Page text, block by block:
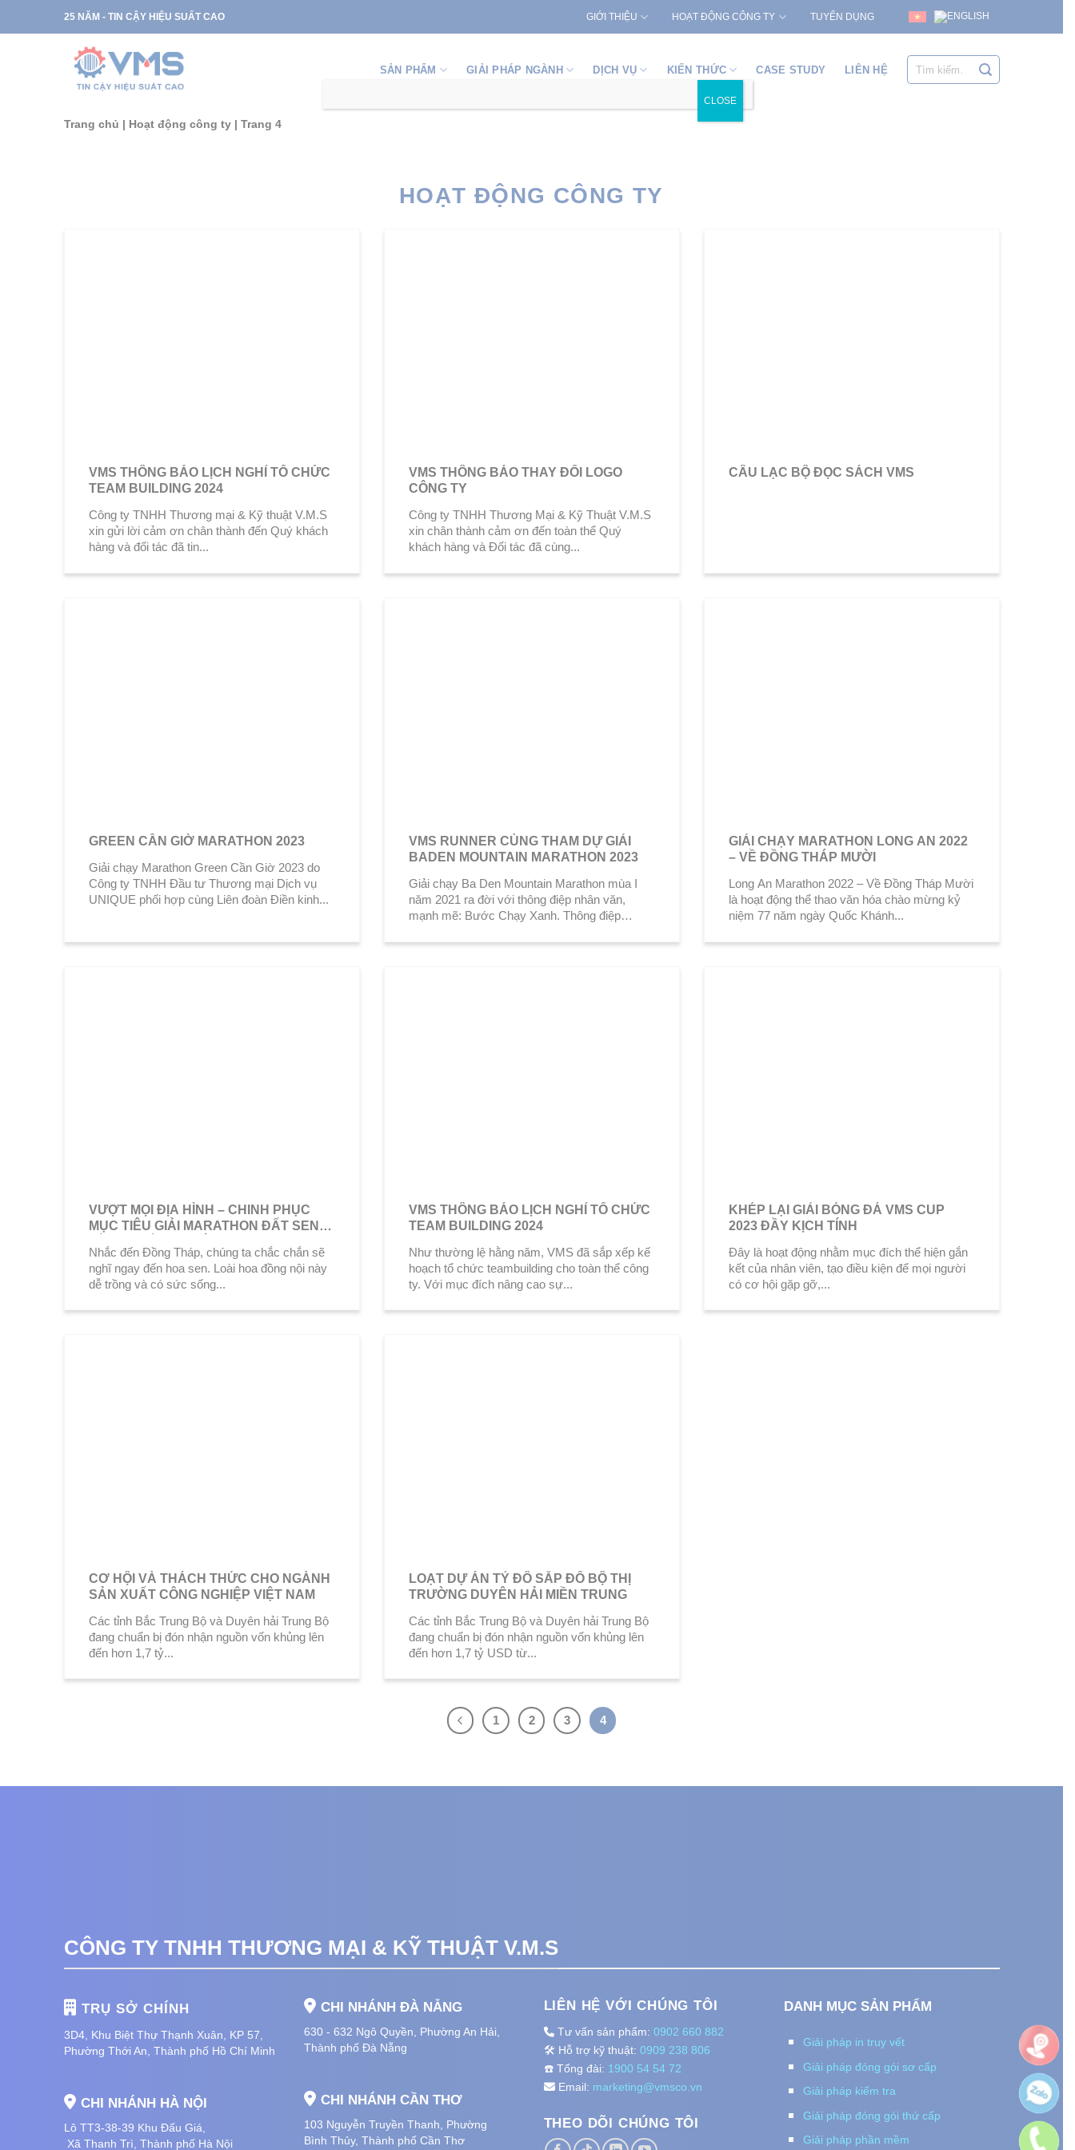
25 NĂM - TIN CẬY HIỆU SUẤT CAO GIỚI THIỆU HOẠT ĐỘNG CÔNG TY TUYỂN DỤNG
SẢN PHẨM GIẢI PHÁP NGÀNH DỊCH VỤ KIẾN THỨC CASE STUDY LIÊN HỆ
Tìm
kiếm:
Trang chủ | Hoạt động công ty| Trang 4
HOẠT ĐỘNG CÔNG TY
VMS THÔNG BÁO LỊCH NGHỈ TỔ CHỨC
TEAM BUILDING 2024
Công ty TNHH Thương mại & Kỹ thuật V.M.S
xin gửi lời cảm ơn chân thành đến Quý khách
hàng và đối tác đã tin...
VMS THÔNG BÁO THAY ĐỔI LOGO
CÔNG TY
Công ty TNHH Thương Mại & Kỹ Thuật V.M.S
xin chân thành cảm ơn đến toàn thể Quý
khách hàng và Đối tác đã cùng...
CÂU LẠC BỘ ĐỌC SÁCH VMS
GREEN CẦN GIỜ MARATHON 2023
Giải chạy Marathon Green Cần Giờ 2023 do
Công ty TNHH Đầu tư Thương mại Dịch vụ
UNIQUE phối hợp cùng Liên đoàn Điền kinh...
VMS RUNNER CÙNG THAM DỰ GIẢI
BADEN MOUNTAIN MARATHON 2023
Giải chạy Ba Den Mountain Marathon mùa I
năm 2021 ra đời với thông điệp nhân văn,
mạnh mẽ: Bước Chạy Xanh. Thông điệp
GIẢI CHẠY MARATHON LONG AN 2022
– VỀ ĐỒNG THÁP MƯỜI
Long An Marathon 2022 – Về Đồng Tháp Mười
là hoạt động thể thao văn hóa chào mừng kỷ
niệm 77 năm ngày Quốc Khánh...
VƯỢT MỌI ĐỊA HÌNH – CHINH PHỤC
MỤC TIÊU GIẢI MARATHON ĐẤT SEN
Nhắc đến Đồng Tháp, chúng ta chắc chắn sẽ
nghĩ ngay đến hoa sen. Loài hoa đồng nội này
dễ trồng và có sức sống...
VMS THÔNG BÁO LỊCH NGHỈ TỔ CHỨC
TEAM BUILDING 2024
Như thường lệ hằng năm, VMS đã sắp xếp kế
hoạch tổ chức teambuilding cho toàn thể công
ty. Với mục đích nâng cao sự...
KHÉP LẠI GIẢI BÓNG ĐÁ VMS CUP
2023 ĐẦY KỊCH TÍNH
Đây là hoạt động nhằm mục đích thể hiện gắn
kết của nhân viên, tạo điều kiện để mọi người
có cơ hội gặp gỡ,...
CƠ HỘI VÀ THÁCH THỨC CHO NGÀNH
SẢN XUẤT CÔNG NGHIỆP VIỆT NAM
Các tỉnh Bắc Trung Bộ và Duyên hải Trung Bộ
đang chuẩn bị đón nhận nguồn vốn khủng lên
đến hơn 1,7 tỷ...
LOẠT DỰ ÁN TỶ ĐÔ SẮP ĐỔ BỘ THỊ
TRƯỜNG DUYÊN HẢI MIỀN TRUNG
Các tỉnh Bắc Trung Bộ và Duyên hải Trung Bộ
đang chuẩn bị đón nhận nguồn vốn khủng lên
đến hơn 1,7 tỷ USD từ...
1 2 3 4
CÔNG TY TNHH THƯƠNG MẠI & KỸ THUẬT V.M.S
TRỤ SỞ CHÍNH
3D4, Khu Biệt Thự Thạnh Xuân, KP 57,
Phường Thới An, Thành phố Hồ Chí Minh
CHI NHÁNH HÀ NỘI
Lô TT3-38-39 Khu Đấu Giá,
Xã Thanh Trì, Thành phố Hà Nội
CHI NHÁNH ĐÀ NẴNG
630 - 632 Ngô Quyền, Phường An Hải,
Thành phố Đà Nẵng
CHI NHÁNH CẦN THƠ
103 Nguyễn Truyền Thanh, Phường
Bình Thủy, Thành phố Cần Thơ
LIÊN HỆ VỚI CHÚNG TÔI
Tư vấn sản phẩm: 0902 660 882
🛠️ Hỗ trợ kỹ thuật: 0909 238 806
☎️ Tổng đài: 1900 54 54 72
Email: marketing@vmsco.vn
THEO DÕI CHÚNG TÔI
DANH MỤC SẢN PHẨM
Giải pháp in truy vết
Giải pháp đóng gói sơ cấp
Giải pháp kiểm tra
Giải pháp đóng gói thứ cấp
Giải pháp phần mềm
CLOSE